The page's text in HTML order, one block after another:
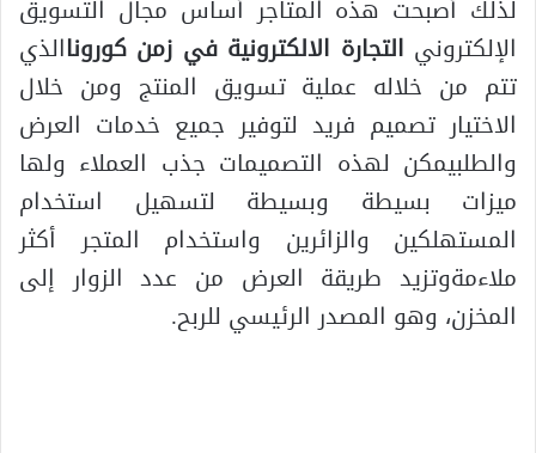
لذلك أصبحت هذه المتاجر أساس مجال التسويق
الإلكتروني التجارة الالكترونية في زمن كوروناالذي
تتم من خلاله عملية تسويق المنتج ومن خلال
الاختيار تصميم فريد لتوفير جميع خدمات العرض
والطلبيمكن لهذه التصميمات جذب العملاء ولها
ميزات بسيطة وبسيطة لتسهيل استخدام
المستهلكين والزائرين واستخدام المتجر أكثر
ملاءمةوتزيد طريقة العرض من عدد الزوار إلى
المخزن، وهو المصدر الرئيسي للربح.